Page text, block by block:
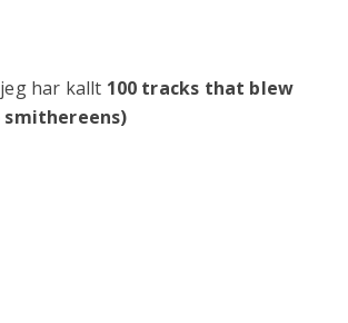
har kallt 100 tracks that blew